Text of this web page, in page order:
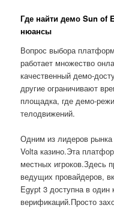
Где найти демо Sun of
нюансы
Вопрос выбора
работает множество
качественный демо-
другие ограничивают
площадка, где демо-
телодвижений.
Одним из лидеров рынка
Volta казино.Эта
местных игроков.Здесь
ведущих провайдеров,
Egypt 3 доступна в
верификаций.Просто